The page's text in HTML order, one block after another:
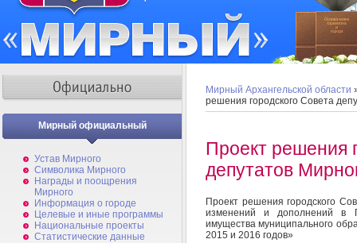
Мирный официальный
Устав Мирного
Символика Мирного
Награды и поощрения
Мирного
Информация о городе
Целевые и иные программы
Национальные проекты
Статистические данные
Мирный Архангельской области
решения городского Совета
Проект решения
депутатов
Проект решения городского
изменений и дополнений в
имущества муниципального
2015 и 2016 годов»